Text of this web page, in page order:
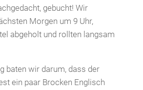
gebucht! Wir
Morgen um 9 Uhr,
abgeholt und rollten langsam
baten wir darum, dass der
ein paar Brocken Englisch